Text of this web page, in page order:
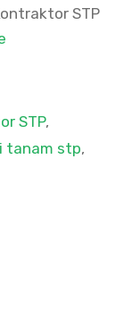
STP
STP,
tanam stp,